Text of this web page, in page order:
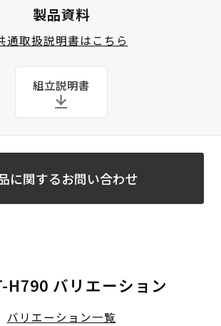
製品資料
通取扱説明書はこちら
組立説明書
に関するお問い合わせ
H790 バリエーション
バリエーション一覧